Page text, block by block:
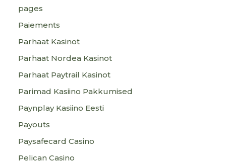
pages
Paiements
Parhaat Kasinot
Parhaat Nordea Kasinot
Parhaat Paytrail Kasinot
Parimad Kasiino Pakkumised
Paynplay Kasiino Eesti
Payouts
Paysafecard Casino
Pelican Casino